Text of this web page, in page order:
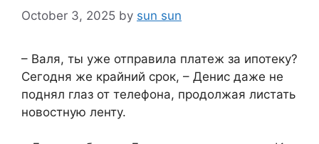
October 3, 2025 by sun sun
– Валя, ты уже отправила платеж за ипотеку?
Сегодня же крайний срок, – Денис даже не
поднял глаз от телефона, продолжая листать
новостную ленту.